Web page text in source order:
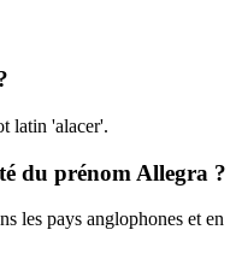
latin 'alacer'.
du prénom Allegra ?
les pays anglophones et en